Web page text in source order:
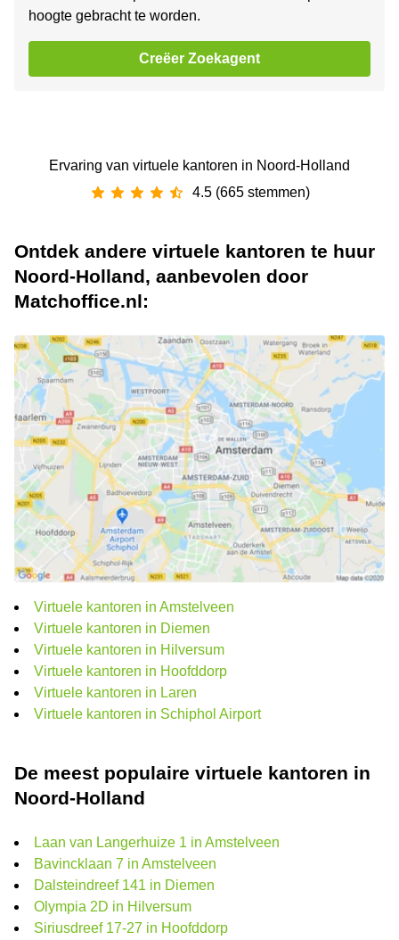
hoogte gebracht te worden.
Creëer Zoekagent
Ervaring van ‪virtuele kantoren‬ in Noord-Holland
4.5 (665 stemmen)
Ontdek andere virtuele kantoren te huur
Noord-Holland, aanbevolen door
Matchoffice.nl:
Virtuele kantoren in Amstelveen
Virtuele kantoren in Diemen
Virtuele kantoren in Hilversum
Virtuele kantoren in Hoofddorp
Virtuele kantoren in Laren
Virtuele kantoren in Schiphol Airport
De meest populaire virtuele kantoren in
Noord-Holland
Laan van Langerhuize 1 in Amstelveen
Bavincklaan 7 in Amstelveen
Dalsteindreef 141 in Diemen
Olympia 2D in Hilversum
Siriusdreef 17-27 in Hoofddorp